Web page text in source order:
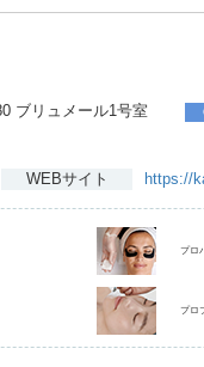
ブリュメール1号室
WEBサイト https://
プロ
プロ